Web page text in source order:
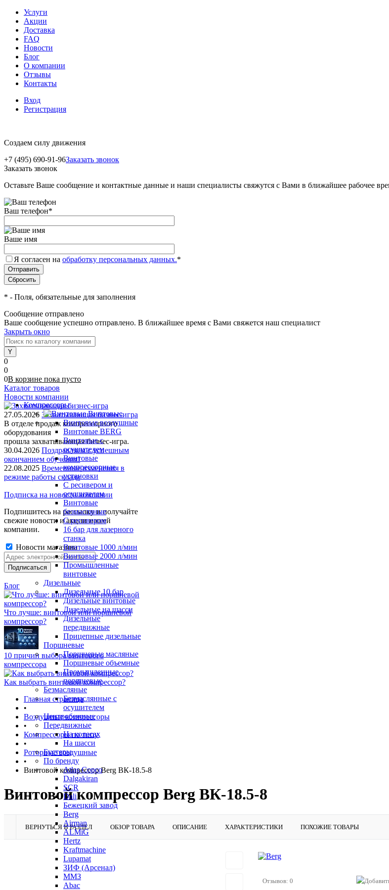
Услуги
Акции
Доставка
FAQ
Новости
Блог
О компании
Отзывы
Контакты
Вход
Регистрация
Создаем силу движения
+7 (495) 690-91-96Заказать звонок
Заказать звонок
Оставьте Ваше сообщение и контактные данные и наши специалисты свяжутся с Вами в ближайшее рабочее
Ваш телефон*
Ваше имя
Я согласен на обработку персональных данных.*
* - Поля, обязательные для заполнения
Сообщение отправлено
Ваше сообщение успешно отправлено. В ближайшее время с Вами свяжется наш специалист
Закрыть окно
0
0
0В корзине пока пусто
Каталог товаров
Компрессоры
Винтовые
Винтовые воздушные
Винтовые BERG
Винтовые с
осушителем
Винтовые
компрессорные
установки
C ресивером и
осушителем
Винтовые
безмасляные
C ресивером
16 бар для лазерного
станка
Винтовые 1000 л/мин
Винтовые 2000 л/мин
Промышленные
винтовые
Дизельные
Дизельные 10 бар
Дизельные винтовые
Дизельные на шасси
Дизельные
передвижные
Прицепные дизельные
Поршневые
Поршневые масляные
Поршневые объемные
Промышленные
поршневые
Безмасляные
Безмаслянные с
осушителем
Центробежные
Передвижные
На колесах
На шасси
Бустеры
По бренду
Atlas Copco
Dalgakiran
SCR
Dali
Бежецкий завод
Berg
Airman
ALMiG
Hertz
Kraftmachine
Lupamat
ЗИФ (Арсенал)
ММЗ
Abac
Новости компании
27.05.2026 Захватывающая бизнес-игра
В отделе продаж компрессорного
оборудования
прошла захватывающая бизнес-игра.
30.04.2026 Поздравляем с успешным
окончанием обучения!
22.08.2025 Временные изменения в
режиме работы склада
Подписка на новости компании
Подпишитесь на рассылку и получайте
свежие новости и акции нашей
компании.
Новости магазина
Блог
Что лучше: винтовой или поршневой
компрессор?
10 причин выбора винтового
компрессора
Как выбрать винтовой компрессор?
Главная страница
•
Воздушные компрессоры
•
Компрессоры по типу
•
Роторные воздушные
•
Винтовой компрессор Berg ВК-18.5-8
Винтовой компрессор Berg ВК-18.5-8
ВЕРНУТЬСЯ В РАЗДЕЛ ОБЗОР ТОВАРА ОПИСАНИЕ ХАРАКТЕРИСТИКИ ПОХОЖИЕ ТОВАРЫ
Отзывов: 0